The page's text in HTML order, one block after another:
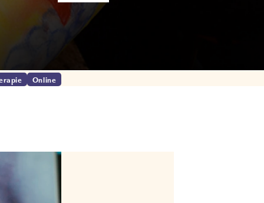
Online